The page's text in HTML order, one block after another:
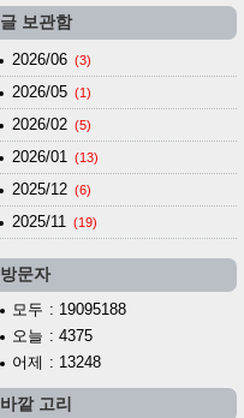
글 보관함
2026/06 (3)
2026/05 (1)
2026/02 (5)
2026/01 (13)
2025/12 (6)
2025/11 (19)
방문자
모두 : 19095188
오늘 : 4375
어제 : 13248
바깥 고리